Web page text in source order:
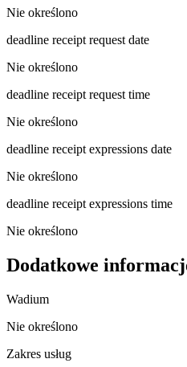
Nie określono
deadline receipt request date
Nie określono
deadline receipt request time
Nie określono
deadline receipt expressions date
Nie określono
deadline receipt expressions time
Nie określono
Dodatkowe
Wadium
Nie określono
Zakres usług